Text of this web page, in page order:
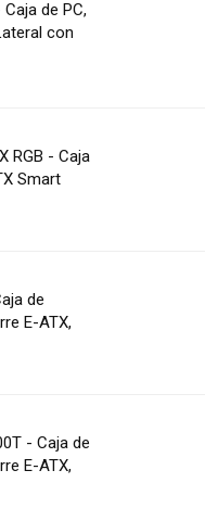
de PC,
con
RGB - Caja
Smart
de
E-ATX,
- Caja de
E-ATX,